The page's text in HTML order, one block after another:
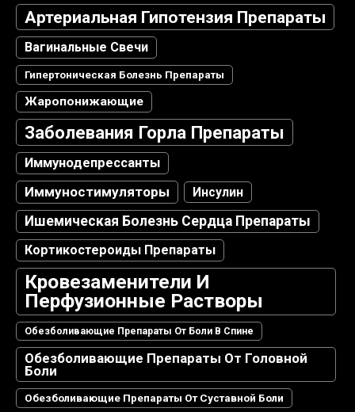
Артериальная Гипотензия Препараты
Вагинальные Свечи
Гипертоническая Болезнь Препараты
Жаропонижающие
Заболевания Горла Препараты
Иммунодепрессанты
Иммуностимуляторы Инсулин
Ишемическая Болезнь Сердца Препараты
Кортикостероиды Препараты
Кровезаменители И
Перфузионные Растворы
Обезболивающие Препараты От Боли В Спине
Обезболивающие Препараты От Головной
Боли
Обезболивающие Препараты От Суставной Боли